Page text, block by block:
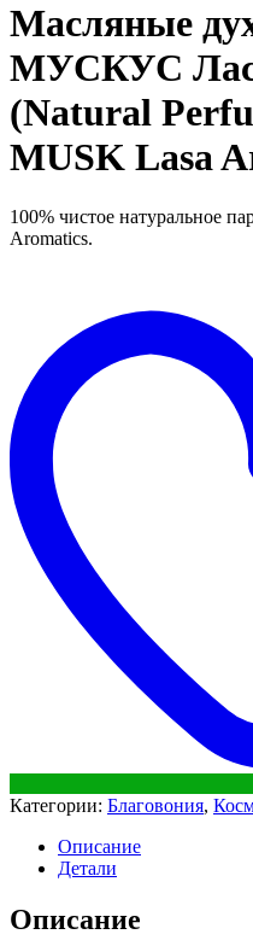
Масляные
МУСКУС
(Natural
MUSK Lasa
100% чистое натуральное
Aromatics.
Категории: Благовония,
Описание
Детали
Описание